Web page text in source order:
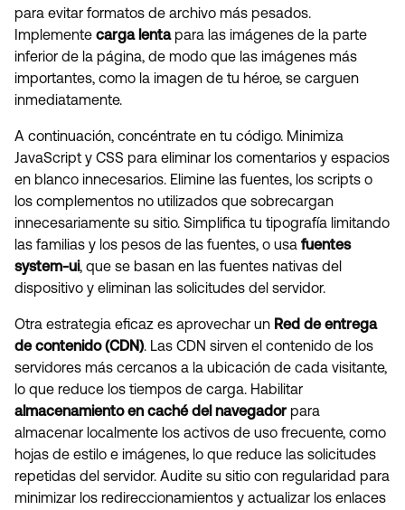
para evitar formatos de archivo más pesados.
Implemente carga lentapara las imágenes de la parte
inferior de la página, de modo que las imágenes más
importantes, como la imagen de tu héroe, se carguen
inmediatamente.
A continuación, concéntrate en tu código. Minimiza
JavaScript y CSS para eliminar los comentarios y espacios
en blanco innecesarios. Elimine las fuentes, los scripts o
los complementos no utilizados que sobrecargan
innecesariamente su sitio. Simplifica tu tipografía limitando
las familias y los pesos de las fuentes, o usa fuentes
system-ui, que se basan en las fuentes nativas del
dispositivo y eliminan las solicitudes del servidor.
Otra estrategia eficaz es aprovechar un Red de entrega
de contenido (CDN). Las CDN sirven el contenido de los
servidores más cercanos a la ubicación de cada visitante,
lo que reduce los tiempos de carga. Habilitar
almacenamiento en caché del navegador para
almacenar localmente los activos de uso frecuente, como
hojas de estilo e imágenes, lo que reduce las solicitudes
repetidas del servidor. Audite su sitio con regularidad para
minimizar los redireccionamientos y actualizar los enlaces